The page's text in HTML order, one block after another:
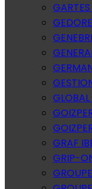
GRAF
GRIP-